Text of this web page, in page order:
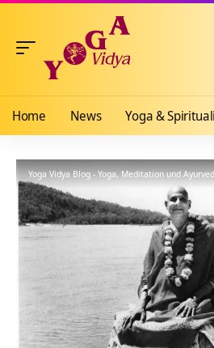
Home News Yoga &
Yoga Vidya Blog - Yoga, Meditation und